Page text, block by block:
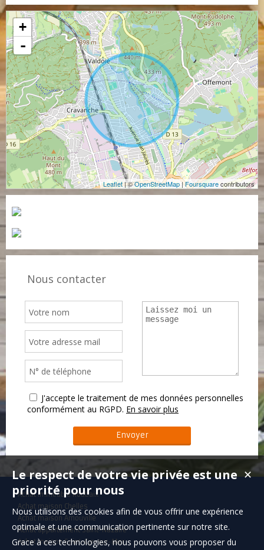
+
-
Leaflet| ©OpenStreetMap|Foursquarecontributors
Nous contacter
J'accepte le traitement de mes données personnelles
conformément au RGPD. En savoir plus
Achat immeuble Roubaix
Achat maison Chelles
Achat maison Arnouville
Achat appartement Saint-Nazaire
Achat maison Saint-Cyr-sur-Mer
✕
Le respect de votre vie privée est une
priorité pour nous
Nous utilisons des cookies afin de vous offrir une expérience
optimale et une communication pertinente sur notre site.
Grace à ces technologies, nous pouvons vous proposer du